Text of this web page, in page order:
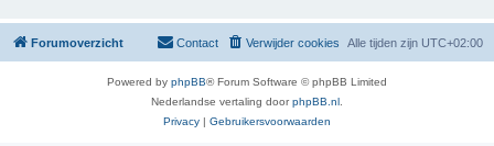
Forumoverzicht Alle tijden zijn UTC+02:00
Verwijder cookies
Contact
Powered by phpBB® Forum Software © phpBB Limited
Nederlandse vertaling doorphpBB.nl
Privacy | Gebruikersvoorwaarden